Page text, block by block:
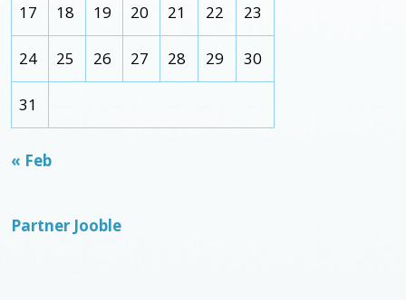
17 18 19 20 21 22 23
24 25 26 27 28 29 30
31
« Feb
Partner Jooble